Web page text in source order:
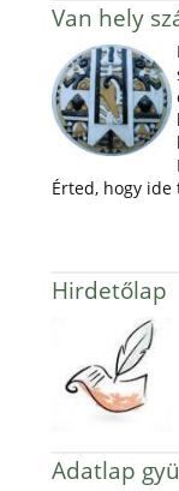
Van hely
Érted, hogy ide
Hirdetőlap
Adatlap